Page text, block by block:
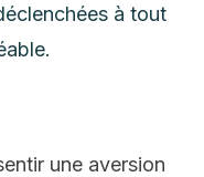
à tout
une aversion